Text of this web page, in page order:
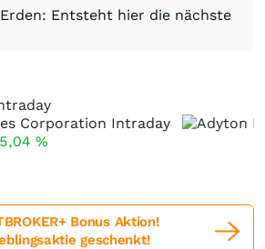
Entsteht hier die nächste
%
Bonus Aktion!
geschenkt!